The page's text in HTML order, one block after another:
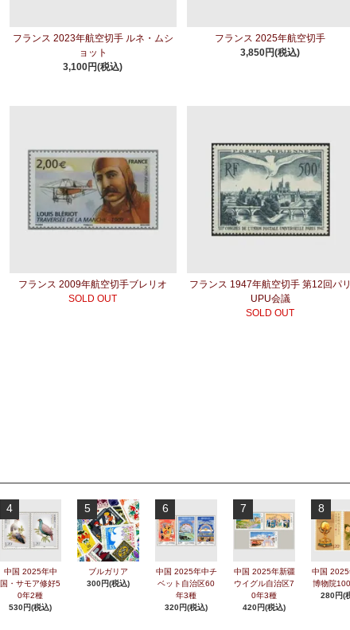
フランス 2023年航空切手 ルネ・ムシ
ョット
3,100円(税込)
フランス 2025年航空切手
3,850円(税込)
フランス 2009年航空切手ブレリオ
SOLD OUT
フランス 1947年航空切手 第12回パリ
UPU会議
SOLD OUT
4
中国 2025年中
国・サモア修好5
0年2種
530円(税込)
5
ブルガリア
300円(税込)
6
中国 2025年中チ
ベット自治区60
年3種
320円(税込)
7
中国 2025年新疆
ウイグル自治区7
0年3種
420円(税込)
8
中国 2025
博物院
280円(